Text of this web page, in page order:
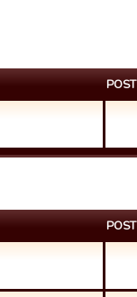
POST
POST